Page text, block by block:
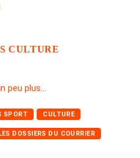
CULTURE
SPORT CULTURE
LES DOSSIERS DU COURRIER